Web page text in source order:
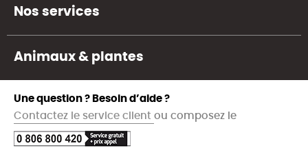
Nos services
Animaux & plantes
Une question ? Besoin d’aide ?
Contactez le service client ou composez le